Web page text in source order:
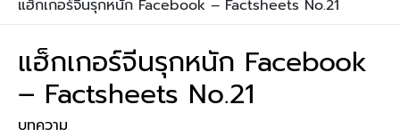
แฮ็กเกอร์จีนรุกหนัก Facebook – Factsheets No.21
แฮ็กเกอร์จีนรุกหนัก Facebook
– Factsheets No.21
บทความ